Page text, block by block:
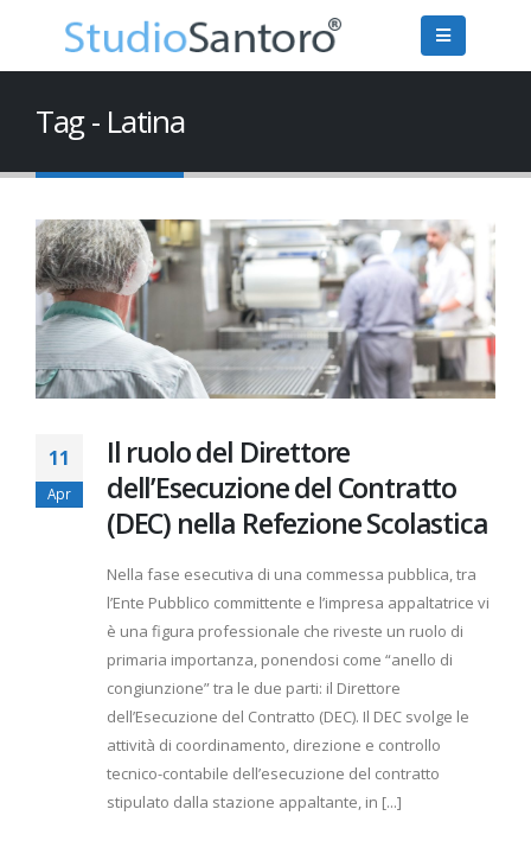
Tag - Latina
11
Apr
Il ruolo del Direttore
dell’Esecuzione del Contratto
(DEC) nella Refezione Scolastica
Nella fase esecutiva di una commessa pubblica, tra
l’Ente Pubblico committente e l’impresa appaltatrice vi
è una figura professionale che riveste un ruolo di
primaria importanza, ponendosi come “anello di
congiunzione” tra le due parti: il Direttore
dell’Esecuzione del Contratto (DEC). Il DEC svolge le
attività di coordinamento, direzione e controllo
tecnico-contabile dell’esecuzione del contratto
stipulato dalla stazione appaltante, in [...]